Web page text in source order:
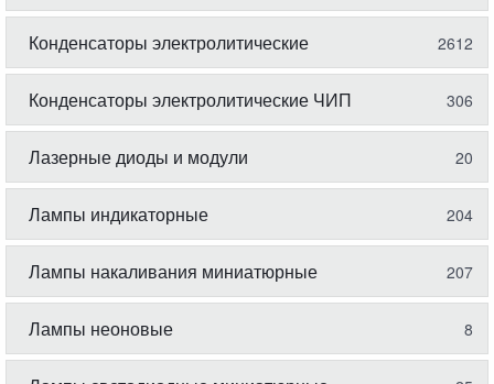
Конденсаторы электролитические 2612
Конденсаторы электролитические ЧИП 306
Лазерные диоды и модули 20
Лампы индикаторные 204
Лампы накаливания миниатюрные 207
Лампы неоновые 8